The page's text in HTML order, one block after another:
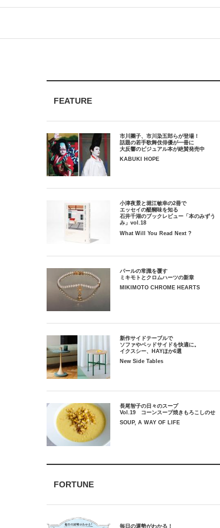
FEATURE
市川團子、市川染五郎らが登場！
話題の若手歌舞伎俳優が一冊に
大反響のビジュアル本が絶賛発売中
KABUKI HOPE
小津夜景と堀江敏幸の2冊で
エッセイの醍醐味を知る
石井千湖のブックレビュー「本のみずう
み」vol.18
What Will You Read Next ?
パールの常識を覆す
ミキモトとクロムハーツの新章
MIKIMOTO CHROME HEARTS
新作サイドテーブルで
ソファやベッドサイドを快適に。
イクスシー、HAYほか6選
New Side Tables
長尾智子の日々のスープ
Vol.19 コーンスープ焼きもろこしのせ
SOUP, A WAY OF LIFE
FORTUNE
毎日の運勢がわかる！